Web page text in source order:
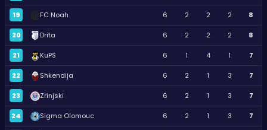
19 FC Noah 6 2 2 2 8
20 Drita 6 2 2 2 8
21 KuPS 6 1 4 1 7
22 Shkendija 6 2 1 3 7
23 Zrinjski 6 2 1 3 7
24 Sigma Olomouc 6 2 1 3 7